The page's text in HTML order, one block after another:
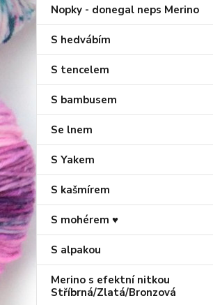
Nopky - donegal neps Merino
S hedvábím
S tencelem
S bambusem
Se lnem
S Yakem
S kašmírem
S mohérem ♥
S alpakou
Merino s efektní nitkou
Stříbrná/Zlatá/Bronzová